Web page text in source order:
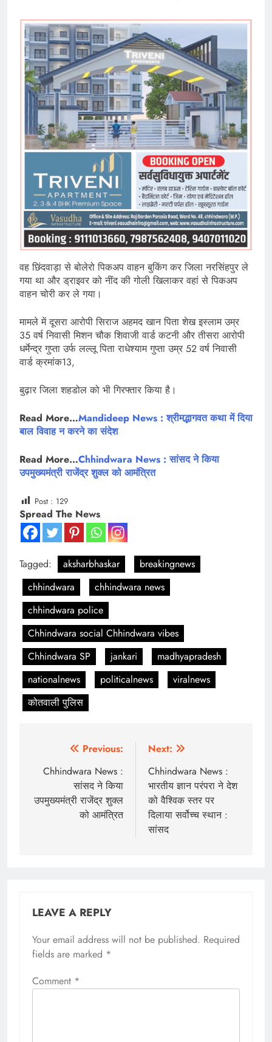
वह छिंदवाड़ा से बोलेरो पिकअप वाहन बुकिंग कर जिला नरसिंहपुर ले
गया था और ड्राइवर को नींद की गोली खिलाकर वहां से पिकअप
वाहन चोरी कर ले गया।
मामले में दूसरा आरोपी सिराज अहमद खान पिता शेख इस्लाम उम्र
35 वर्ष निवासी मिशन चौक शिवाजी वार्ड कटनी और तीसरा आरोपी
धर्मेन्द्र गुप्ता उर्फ लल्लू पिता राधेश्याम गुप्ता उम्र 52 वर्ष निवासी
वार्ड क्रमांक13,
बुढ़ार जिला शहडोल को भी गिरफ्तार किया है।
Read More…Mandideep News : श्रीमद्भागवत कथा में दिया
बाल विवाह न करने का संदेश
Read More…Chhindwara News : सांसद ने किया
उपमुख्यमंत्री राजेंद्र शुक्ल को आमंत्रित
Post : 129
Spread The News
Tagged: aksharbhaskar
breakingnews
chhindwara
chhindwara news
chhindwara police
Chhindwara social Chhindwara vibes
Chhindwara SP
jankari
madhyapradesh
nationalnews
politicalnews
viralnews
कोतवाली पुलिस
navigation
Previous:
Chhindwara News :
सांसद ने किया
उपमुख्यमंत्री राजेंद्र शुक्ल
को आमंत्रित
Next:
Chhindwara News :
भारतीय ज्ञान परंपरा ने देश
को वैश्विक स्तर पर
दिलाया सर्वोच्च स्थान :
सांसद
LEAVE A REPLY
Your email address will not be published. Required
fields are marked *
Comment *